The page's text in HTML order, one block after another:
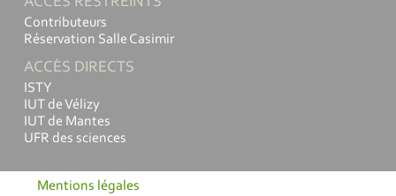
Contributeurs
Réservation Salle Casimir
ACCÈS DIRECTS
ISTY
IUT de Vélizy
IUT de Mantes
UFR des sciences
Mentions légales